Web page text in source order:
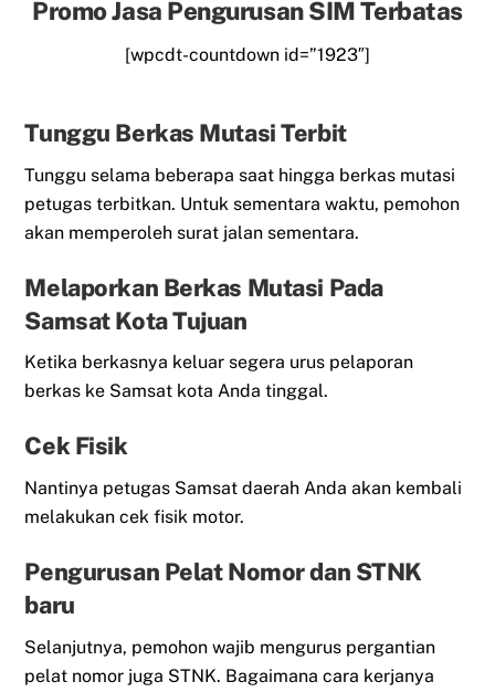
Promo Jasa Pengurusan SIM Terbatas
[wpcdt-countdown id=”1923″]
Tunggu Berkas Mutasi Terbit
Tunggu selama beberapa saat hingga berkas mutasi
petugas terbitkan. Untuk sementara waktu, pemohon
akan memperoleh surat jalan sementara.
Melaporkan Berkas Mutasi Pada
Samsat Kota Tujuan
Ketika berkasnya keluar segera urus pelaporan
berkas ke Samsat kota Anda tinggal.
Cek Fisik
Nantinya petugas Samsat daerah Anda akan kembali
melakukan cek fisik motor.
Pengurusan Pelat Nomor dan STNK
baru
Selanjutnya, pemohon wajib mengurus pergantian
pelat nomor juga STNK. Bagaimana cara kerjanya